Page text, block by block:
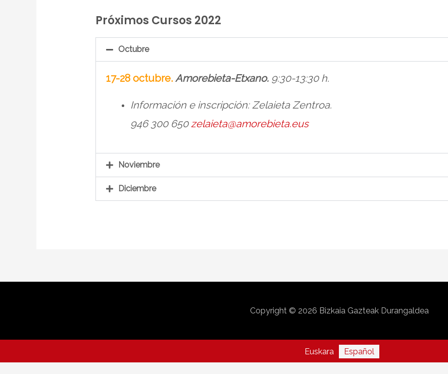
Próximos Cursos 2022
Octubre
17-28 octubre. Amorebieta-Etxano. 9:30-13:30 h.
Información e inscripción: Zelaieta Zentroa.
946 300 650zelaieta@amorebieta.eus
Noviembre
Diciembre
Copyright © 2026 Bizkaia Gazteak Durangaldea
Euskara Español